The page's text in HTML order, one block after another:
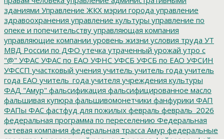
зданиями Управление ЖКХ мэрии города управление
здравоохранения управление культуры управление по
опеке и попечительству управляющая компания
управляющие компании уровень жизни условия труда УТ
МВД России по ДФО утечка утраченный урожай утро с
"@" УФАС УФАС по ЕАО УФНС УФСБ УФСБ по ЕАО УФСИН
УФССП участковый учения учитель учитель года учитель
года ЕАО учитель_года учителя учреждения культуры
ФАД "Амур" фальсификация фальсифицированное масло
фальшивая купюра фальшивомонетчики фанфурики ФАП
ФАПы ФАС фастфуд для пожилых февраль февраль_2026
федеральная программа по переселению Федеральная
сетевая компания федеральная трасса Амур федеральные